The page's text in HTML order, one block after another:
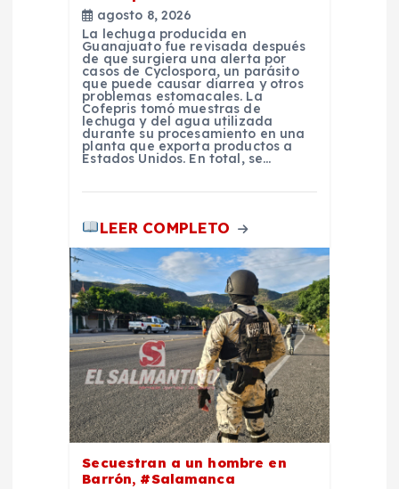
agosto 8, 2026
La lechuga producida en
Guanajuato fue revisada después
de que surgiera una alerta por
casos de Cyclospora, un parásito
que puede causar diarrea y otros
problemas estomacales. La
Cofepris tomó muestras de
lechuga y del agua utilizada
durante su procesamiento en una
planta que exporta productos a
Estados Unidos. En total, se…
LEER COMPLETO
Secuestran a un hombre en
Barrón, #Salamanca